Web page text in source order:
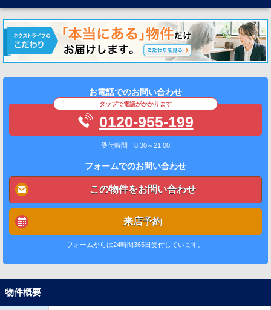
お電話でのお問い合わせ
タップで電話がかかります
0120-955-199
受付時間｜8:30～21:00
フォームでのお問い合わせ
この物件をお問い合わせ
来店予約
フォームからは24時間365日受付しています。
物件概要